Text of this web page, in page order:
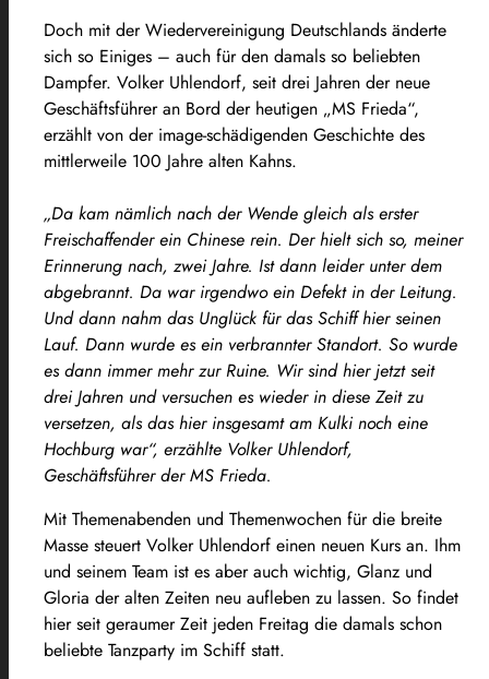
Doch mit der Wiedervereinigung Deutschlands änderte
sich so Einiges – auch für den damals so beliebten
Dampfer. Volker Uhlendorf, seit drei Jahren der neue
Geschäftsführer an Bord der heutigen „MS Frieda“,
erzählt von der image-schädigenden Geschichte des
mittlerweile 100 Jahre alten Kahns.
„Da kam nämlich nach der Wende gleich als erster
Freischaffender ein Chinese rein. Der hielt sich so, meiner
Erinnerung nach, zwei Jahre. Ist dann leider unter dem
abgebrannt. Da war irgendwo ein Defekt in der Leitung.
Und dann nahm das Unglück für das Schiff hier seinen
Lauf. Dann wurde es ein verbrannter Standort. So wurde
es dann immer mehr zur Ruine. Wir sind hier jetzt seit
drei Jahren und versuchen es wieder in diese Zeit zu
versetzen, als das hier insgesamt am Kulki noch eine
Hochburg war“, erzählte Volker Uhlendorf,
Geschäftsführer der MS Frieda.
Mit Themenabenden und Themenwochen für die breite
Masse steuert Volker Uhlendorf einen neuen Kurs an. Ihm
und seinem Team ist es aber auch wichtig, Glanz und
Gloria der alten Zeiten neu aufleben zu lassen. So findet
hier seit geraumer Zeit jeden Freitag die damals schon
beliebte Tanzparty im Schiff statt.